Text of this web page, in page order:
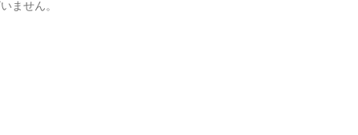
ません。